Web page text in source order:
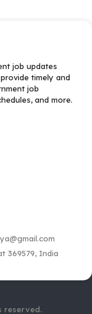
job updates
timely and
job
and more.
369579, India
reserved.